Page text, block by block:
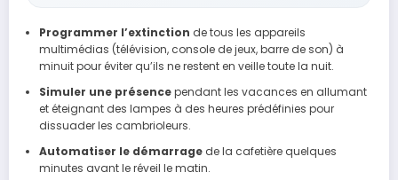
Programmer l’extinction de tous les appareils
multimédias (télévision, console de jeux, barre de son) à
minuit pour éviter qu’ils ne restent en veille toute la nuit.
Simuler une présencependant les vacances en allumant
et éteignant des lampes à des heures prédéfinies pour
dissuader les cambrioleurs.
Automatiser le démarragede la cafetière quelques
minutes avant le réveil le matin.